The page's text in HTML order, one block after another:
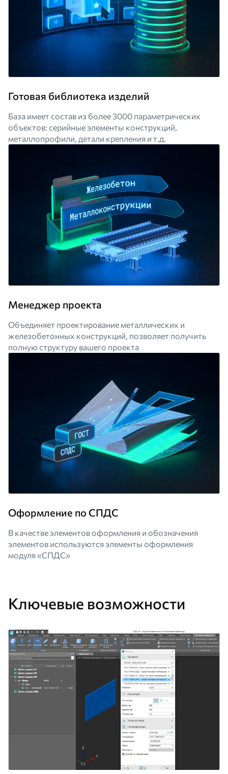
Готовая библиотека изделий
База имеет состав из более 3000 параметрических
объектов: серийные элементы конструкций,
металлопрофили, детали крепления и т.д.
Менеджер проекта
Объединяет проектирование металлических и
железобетонных конструкций, позволяет получить
полную структуру вашего проекта
Оформление по СПДС
В качестве элементов оформления и обозначения
элементов используются элементы оформления
модуля «СПДС»
Ключевые возможности